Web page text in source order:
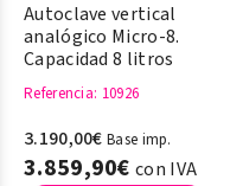
Autoclave vertical
analógico Micro-8.
Capacidad 8 litros
Referencia: 10926
3.190,00€ Base imp.
3.859,90€ con IVA